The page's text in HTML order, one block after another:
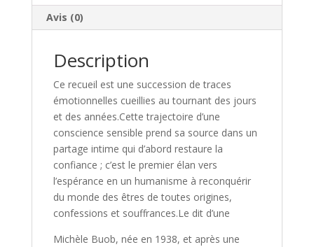
Avis (0)
Description
Ce recueil est une succession de traces
émotionnelles cueillies au tournant des jours
et des années.Cette trajectoire d’une
conscience sensible prend sa source dans un
partage intime qui d’abord restaure la
confiance ; c’est le premier élan vers
l’espérance en un humanisme à reconquérir
du monde des êtres de toutes origines,
confessions et souffrances.Le dit d’une
Michèle Buob, née en 1938, et après une